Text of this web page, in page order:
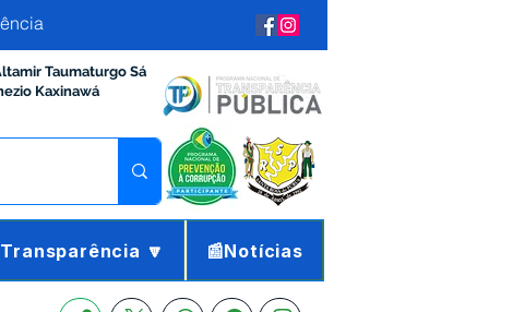
Taumaturgo Sá
Kaxinawá
Transparência 🔽 📰Notícias